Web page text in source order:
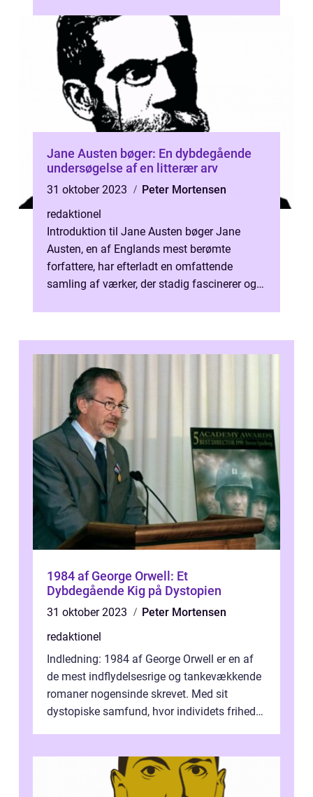
Jane Austen bøger: En dybdegående
undersøgelse af en litterær arv
31 oktober 2023
Peter Mortensen
redaktionel
Introduktion til Jane Austen bøger Jane
Austen, en af Englands mest berømte
forfattere, har efterladt en omfattende
samling af værker, der stadig fascinerer og
1984 af George Orwell: Et
Dybdegående Kig på Dystopien
31 oktober 2023
Peter Mortensen
redaktionel
Indledning: 1984 af George Orwell er en af
de mest indflydelsesrige og tankevækkende
romaner nogensinde skrevet. Med sit
dystopiske samfund, hvor individets frihed